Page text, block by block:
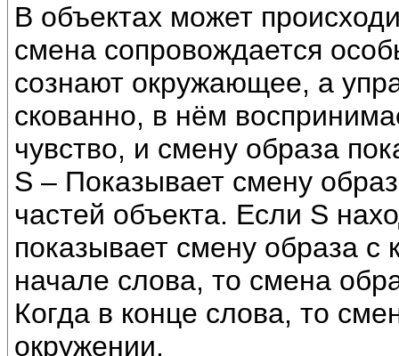
В объектах может
смена сопровождается
сознают окружающее, а
скованно, в нём
чувство, и смену образа
S – Показывает смену
частей объекта. Если S
показывает смену образа с
начале слова, то смена
Когда в конце слова, то
окружении.